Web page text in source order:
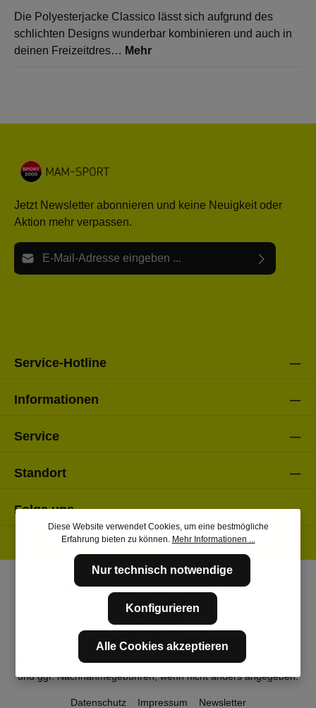
Die Polyesterjacke Classico lässt sich aufgrund des
schlichten Designs wunderbar kombinieren und auch in
deinen Freizeitdres… Mehr
Jetzt Newsletter abonnieren und keine Neuigkeit oder
Aktion mehr verpassen.
E-Mail-Adresse*
Service-Hotline
Informationen
Service
Standort
Folge uns
* Alle Preise inkl. gesetzl. Mehrwertsteuer zzgl.Versandkosten
und ggf. Nachnahmegebühren, wenn nicht anders angegeben.
Datenschutz Impressum Newsletter
Diese Website verwendet Cookies, um eine bestmögliche
Erfahrung bieten zu können. Mehr Informationen ...
Nur technisch notwendige
Konfigurieren
Alle Cookies akzeptieren